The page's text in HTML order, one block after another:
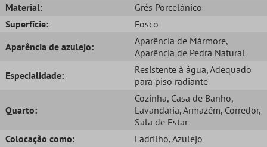
Material:
Grés Porcelânico
Superfície:
Fosco
Aparência de azulejo:
Aparência de Mármore,
Aparência de Pedra Natural
Especialidade:
Resistente à água, Adequado
para piso radiante
Quarto:
Cozinha, Casa de Banho,
Lavandaria, Armazém, Corredor,
Sala de Estar
Colocação como:
Ladrilho, Azulejo